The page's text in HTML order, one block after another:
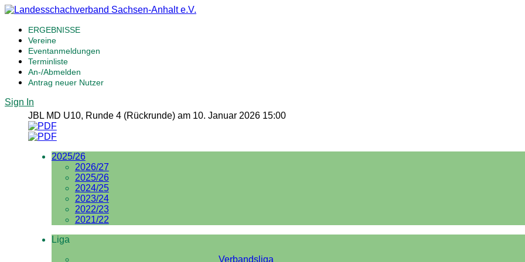
ERGEBNISSE
Vereine
Eventanmeldungen
Terminliste
An-/Abmelden
Antrag neuer Nutzer
Sign In
JBL MD U10, Runde 4 (Rückrunde) am 10. Januar 2026 15:00
2025/26
2026/27
2025/26
2024/25
2023/24
2022/23
2021/22
Liga
Verbandsliga